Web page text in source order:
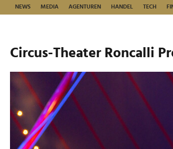
NEWS MEDIA AGENTUREN HANDEL TECH
Circus-Theater Roncalli